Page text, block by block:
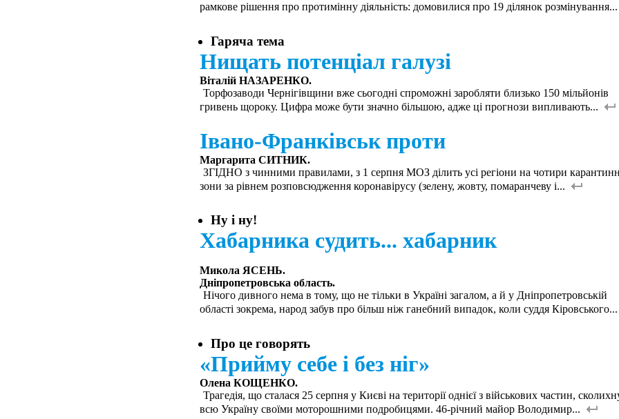
рамкове рішення про протимінну діяльність: домовилися про 19 ділянок розмінування...
Гаряча тема
Нищать потенціал галузі
Віталій НАЗАРЕНКО.
Торфозаводи Чернігівщини вже сьогодні спроможні заробляти близько 150 мільйонів
гривень щороку. Цифра може бути значно більшою, адже ці прогнози випливають...
Івано-Франківськ проти
Маргарита СИТНИК.
ЗГІДНО з чинними правилами, з 1 серпня МОЗ ділить усі регіони на чотири
зони за рівнем розповсюдження коронавірусу (зелену, жовту, помаранчеву і...
Ну і ну!
Хабарника судить... хабарник
Микола ЯСЕНЬ.
Дніпропетровська область.
Нічого дивного нема в тому, що не тільки в Україні загалом, а й у Дніпропетровській
області зокрема, народ забув про більш ніж ганебний випадок, коли суддя Кіровського...
Про це говорять
«Прийму себе і без ніг»
Олена КОЩЕНКО.
Трагедія, що сталася 25 серпня у Києві на території однієї з військових частин,
всю Україну своїми моторошними подробицями. 46-річний майор Володимир...